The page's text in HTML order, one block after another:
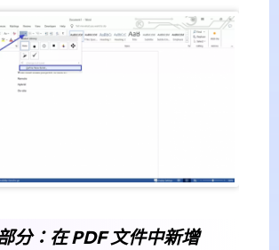
分：在 PDF 文件中新增